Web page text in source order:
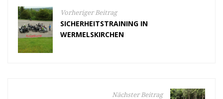
Vorheriger Beitrag
SICHERHEITSTRAINING IN
WERMELSKIRCHEN
Nächster Beitrag